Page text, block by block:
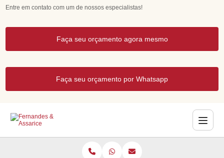
Entre em contato com um de nossos especialistas!
Faça seu orçamento agora mesmo
Faça seu orçamento por Whatsapp